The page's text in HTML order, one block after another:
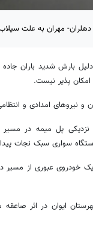
دهلران- مهران به علت
بارش شدید باران جاده
پذیر نیست.
نیروهای امدادی و
نزدیکی پل میمه در
سواری سبک نجات
خودروی عبوری از مسیر
ایوان در اثر